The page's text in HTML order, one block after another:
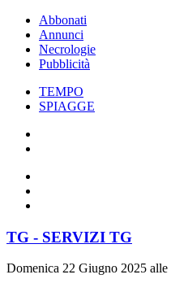
Abbonati
Annunci
Necrologie
Pubblicità
TEMPO
SPIAGGE
TG - SERVIZI TG
Domenica 22 Giugno 2025